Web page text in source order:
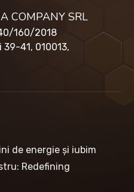
COMPANY SRL
160/2018
41, 010013,
de energie și iubim
Redefining